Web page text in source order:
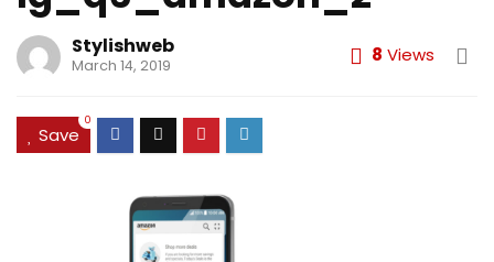
Stylishweb
March 14, 2019 8 Views
Save
0